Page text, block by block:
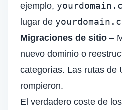
ejemplo,
lugar de
Migraciones de sitio –
nuevo dominio o
categorías. Las rutas de
rompieron.
El verdadero coste de